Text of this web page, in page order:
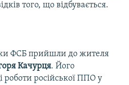
того, що відбувається.
ФСБ прийшли до жителя
Качурця. Його
роботи російської ППО у